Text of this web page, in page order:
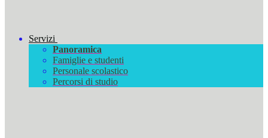
Servizi
Panoramica
Famiglie e studenti
Personale scolastico
Percorsi di studio